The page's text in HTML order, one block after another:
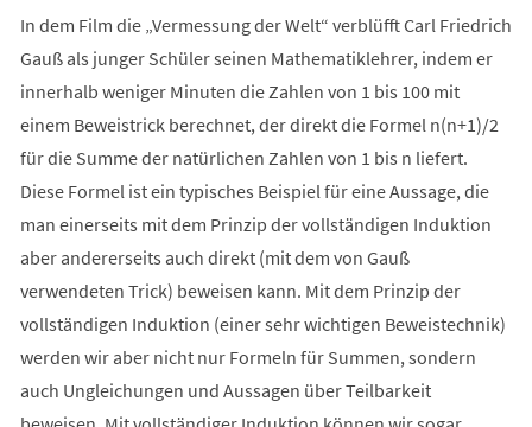
In dem Film die „Vermessung der Welt“ verblüfft Carl Friedrich
Gauß als junger Schüler seinen Mathematiklehrer, indem er
innerhalb weniger Minuten die Zahlen von 1 bis 100 mit
einem Beweistrick berechnet, der direkt die Formel n(n+1)/2
für die Summe der natürlichen Zahlen von 1 bis n liefert.
Diese Formel ist ein typisches Beispiel für eine Aussage, die
man einerseits mit dem Prinzip der vollständigen Induktion
aber andererseits auch direkt (mit dem von Gauß
verwendeten Trick) beweisen kann. Mit dem Prinzip der
vollständigen Induktion (einer sehr wichtigen Beweistechnik)
werden wir aber nicht nur Formeln für Summen, sondern
auch Ungleichungen und Aussagen über Teilbarkeit